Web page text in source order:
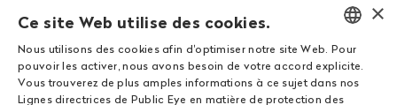
Devenir membre
ENGLISH
DEUTSCH
×
Ce site Web utilise des cookies.
Nous utilisons des cookies afin d'optimiser notre site Web. Pour
pouvoir les activer, nous avons besoin de votre accord explicite.
Vous trouverez de plus amples informations à ce sujet dans nos
Lignes directrices de Public Eye en matière de protection des